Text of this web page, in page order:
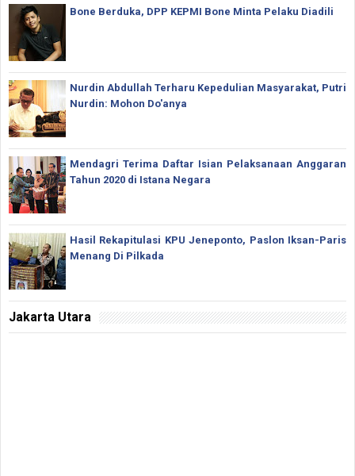
Bone Berduka, DPP KEPMI Bone Minta Pelaku Diadili
Nurdin Abdullah Terharu Kepedulian Masyarakat, Putri
Nurdin: Mohon Do'anya
Mendagri Terima Daftar Isian Pelaksanaan Anggaran
Tahun 2020 di Istana Negara
Hasil Rekapitulasi KPU Jeneponto, Paslon Iksan-Paris
Menang Di Pilkada
Jakarta Utara